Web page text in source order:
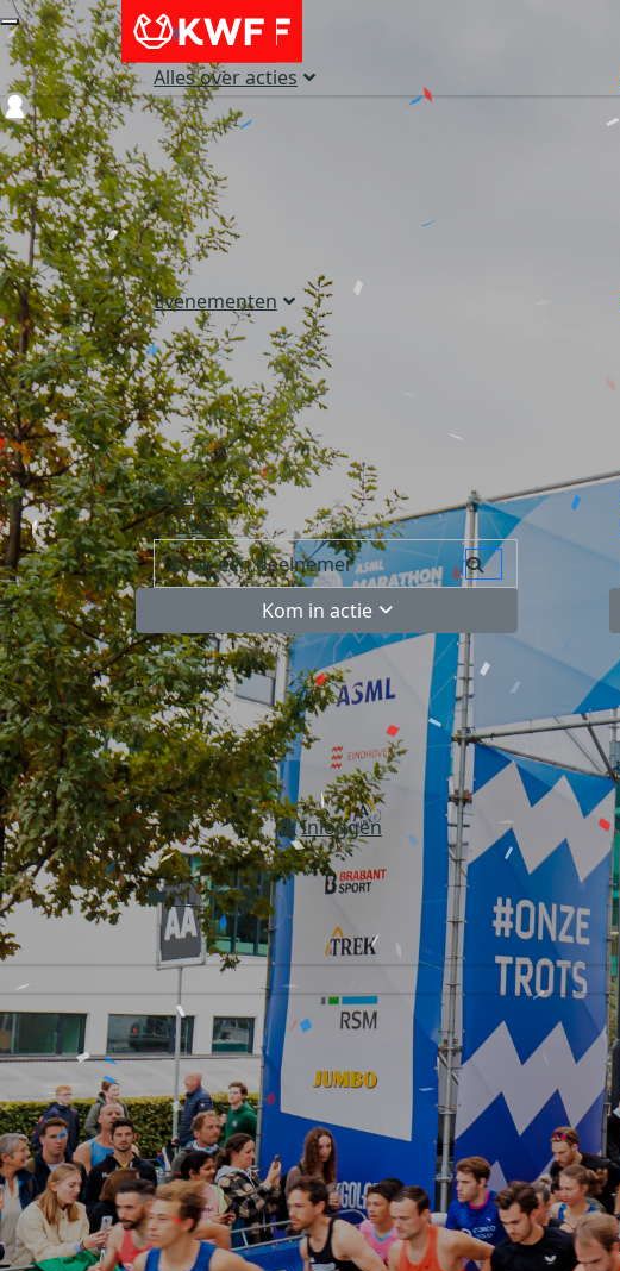
Alles over acties
Evenementen
Over ons
Contact
Kom in actie
Inloggen
NL
Login